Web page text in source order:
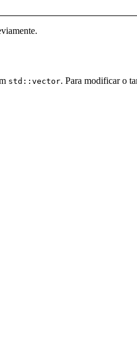
std::vector. Para modificar o